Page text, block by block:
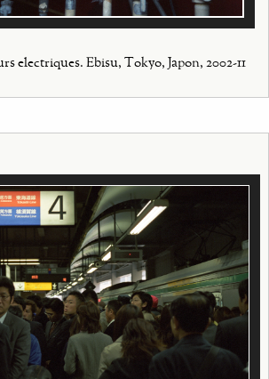
electriques. Ebisu, Tokyo, Japon, 2002-11